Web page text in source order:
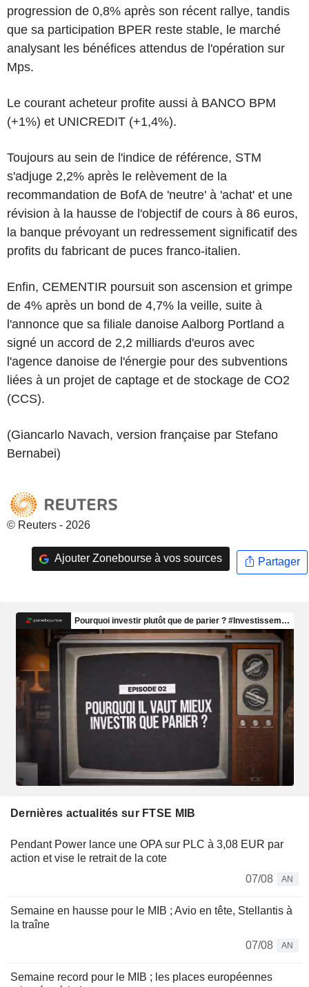
progression de 0,8% après son récent rallye, tandis
que sa participation BPER reste stable, le marché
analysant les bénéfices attendus de l'opération sur
Mps.
Le courant acheteur profite aussi à BANCO BPM
(+1%) et UNICREDIT (+1,4%).
Toujours au sein de l'indice de référence, STM
s'adjuge 2,2% après le relèvement de la
recommandation de BofA de 'neutre' à 'achat' et une
révision à la hausse de l'objectif de cours à 86 euros,
la banque prévoyant un redressement significatif des
profits du fabricant de puces franco-italien.
Enfin, CEMENTIR poursuit son ascension et grimpe
de 4% après un bond de 4,7% la veille, suite à
l'annonce que sa filiale danoise Aalborg Portland a
signé un accord de 2,2 milliards d'euros avec
l'agence danoise de l'énergie pour des subventions
liées à un projet de captage et de stockage de CO2
(CCS).
(Giancarlo Navach, version française par Stefano
Bernabei)
© Reuters - 2026
Ajouter Zonebourse à vos sources Partager
Dernières actualités sur FTSE MIB
Pendant Power lance une OPA sur PLC à 3,08 EUR par
action et vise le retrait de la cote
07/08
AN
Semaine en hausse pour le MIB ; Avio en tête, Stellantis à
la traîne
07/08
AN
Semaine record pour le MIB ; les places européennes